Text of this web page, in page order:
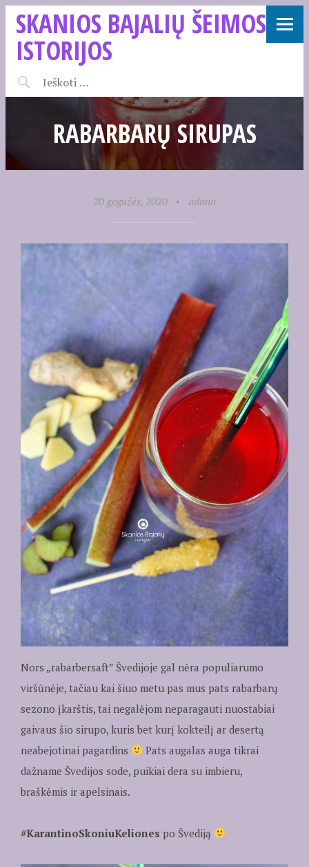
SKANIOS BAJALIŲ ŠEIMOS
ISTORIJOS
RABARBARŲ SIRUPAS
20 gegužės, 2020 • admin
Nors „rabarbersaft” Švedijoje gal nėra populiarumo
viršūnėje, tačiau kai šiuo metu pas mus pats rabarbarų
sezono įkarštis, tai negalėjom neparagauti nuostabiai
gaivaus šio sirupo, kuris bet kurį kokteilį ar desertą
neabejotinai pagardins
Pats augalas auga tikrai
dažname Švedijos sode, puikiai dera su imbieru,
braškėmis ir apelsinais.
#KarantinoSkoniuKeliones po Švediją